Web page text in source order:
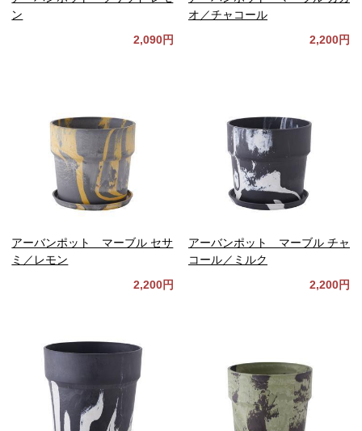
ン
2,090円
オ／チャコール
2,200円
アーバンポット マーブル セサ
ミ／レモン
2,200円
アーバンポット マーブル チャ
コール／ミルク
2,200円